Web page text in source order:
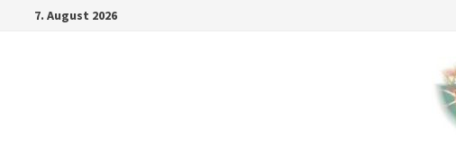
7. August 2026